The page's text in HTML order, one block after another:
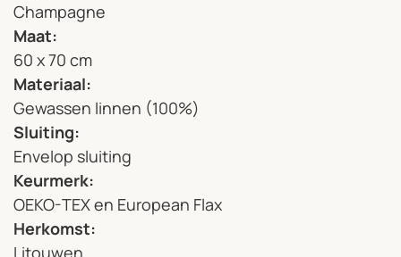
Champagne
Maat
60 x 70 cm
Materiaal
Gewassen linnen (100%)
Sluiting
Envelop sluiting
Keurmerk
OEKO-TEX en European Flax
Herkomst